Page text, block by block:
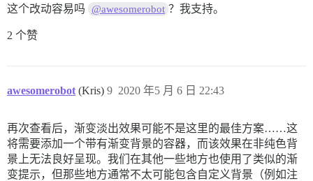
这个改动容易吗 @awesomerobot ？我支持。
2 个赞
awesomerobot (Kris) 2020 年5 月 6 日 22:43
9
再次查看后，渐变淡出效果可能不是这里的最佳方案……这
将需要添加一个带有渐变背景的容器，而该效果在非纯色背
景上无法良好呈现。我们在其他一些地方也使用了类似的渐
变提示，但那些地方通常不太可能包含自定义背景（例如注